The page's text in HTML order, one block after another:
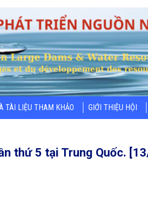
TÀI LIỆU THAM KHẢO GIỚI THIỆU HỘI
thứ 5 tại Trung Quốc.